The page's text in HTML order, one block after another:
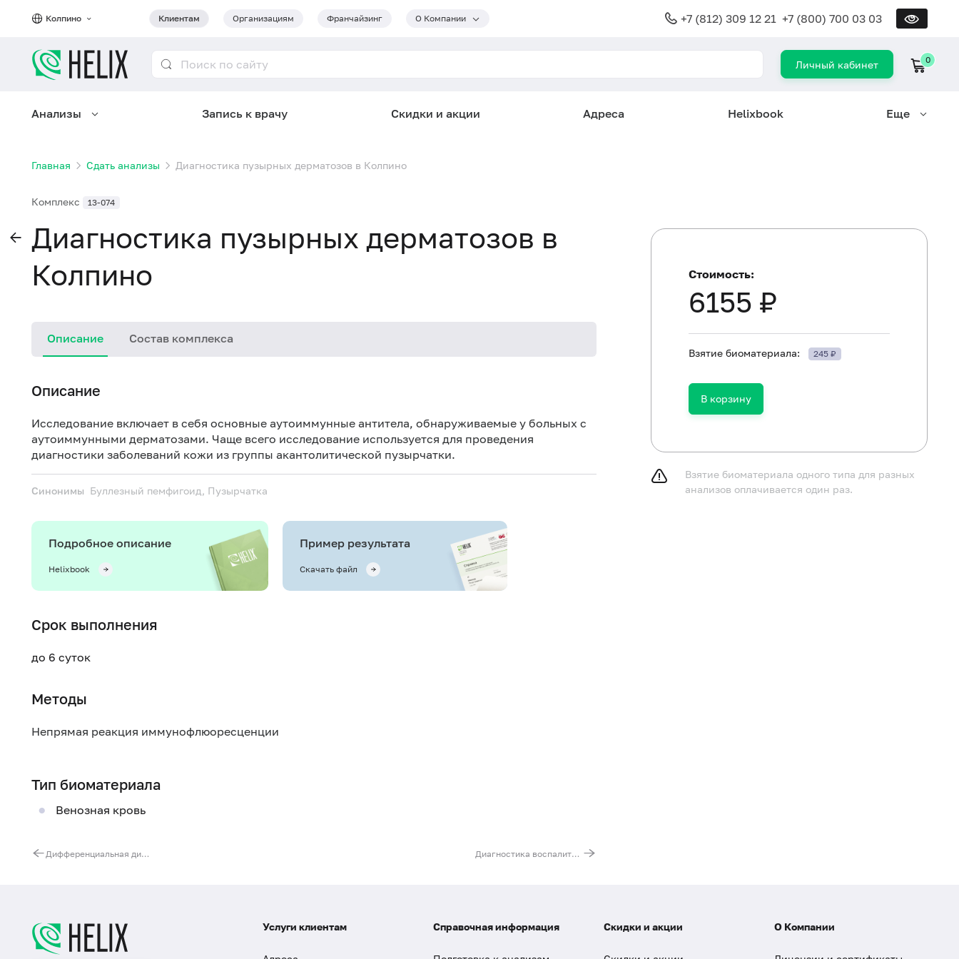
Колпино Клиентам Организациям Франчайзинг О Компании +7 (812) 309 12 21 +7 (800) 700 03 03
Личный кабинет 0
Анализы Запись к врачу Скидки и акции Адреса Helixbook Еще
Главная Сдать анализы Диагностика пузырных дерматозов в Колпино
Комплекс 13-074
Диагностика пузырных дерматозов в
Колпино
Описание Состав комплекса
Описание
Исследование включает в себя основные аутоиммунные антитела, обнаруживаемые у больных с
аутоиммунными дерматозами. Чаще всего исследование используется для проведения
диагностики заболеваний кожи из группы акантолитической пузырчатки.
Синонимы Буллезный пемфигоид, Пузырчатка
Подробное описание
Helixbook
Пример результата
Скачать файл
Срок выполнения
до 6 суток
Методы
Непрямая реакция иммунофлюоресценции
Тип биоматериала
Венозная кровь
Дифференциальная диагностика болезни Крона и язвенного колита Диагностика воспалительных миокардиопатий
Антитела к десмосомам кожи, IgG
Антитела к эпидермальной базальной мембране, IgG
Стоимость:
6155 ₽
Взятие биоматериала: 245 ₽
В корзину
Взятие биоматериала одного типа для разных
анализов оплачивается один раз.
Услуги клиентам Справочная информация Скидки и акции О Компании